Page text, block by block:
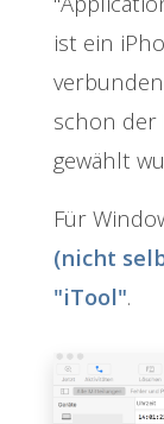
ist ein
schon der
gewählt
Für
(nicht
"iTool".